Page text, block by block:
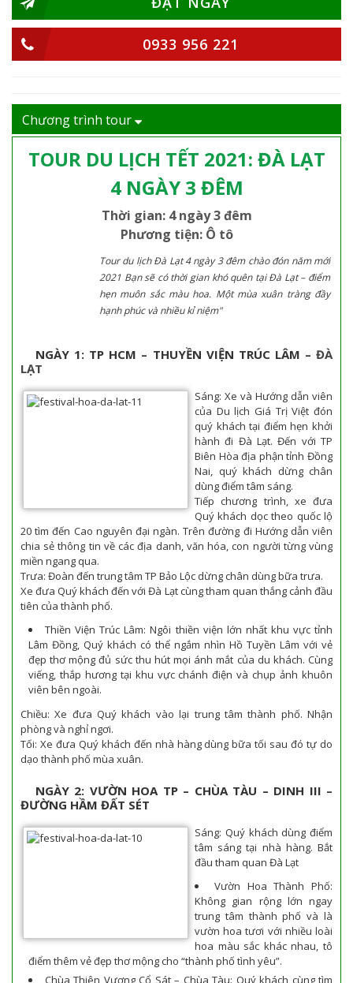
0933 956 221
Chương trình tour
TOUR DU LỊCH TẾT 2021: ĐÀ LẠT
4 NGÀY 3 ĐÊM
Thời gian: 4 ngày 3 đêm
Phương tiện: Ô tô
Tour du lịch Đà Lạt 4 ngày 3 đêm chào đón năm mới
2021 Bạn sẽ có thời gian khó quên tại Đà Lạt – điểm
hẹn muôn sắc màu hoa. Một mùa xuân tràng đầy
hạnh phúc và nhiều kỉ niệm"
NGÀY 1: TP HCM – THUYỀN VIỆN TRÚC LÂM – ĐÀ
LẠT
Sáng: Xe và Hướng dẫn viên
của Du lịch Giá Trị Việt đón
quý khách tại điểm hẹn khởi
hành đi Đà Lạt. Đến với TP
Biên Hòa địa phận tỉnh Đồng
Nai, quý khách dừng chân
dùng điểm tâm sáng.
Tiếp chương trình, xe đưa
Quý khách dọc theo quốc lộ
20 tìm đến Cao nguyên đại ngàn. Trên đường đi Hướng dẫn viên
chia sẻ thông tin về các địa danh, văn hóa, con người từng vùng
miền ngang qua.
Trưa: Đoàn đến trung tâm TP Bảo Lộc dừng chân dùng bữa trưa.
Xe đưa Quý khách đến với Đà Lạt cùng tham quan thắng cảnh đầu
tiên của thành phố.
Thiền Viện Trúc Lâm: Ngôi thiền viện lớn nhất khu vực tỉnh
Lâm Đồng, Quý khách có thể ngắm nhìn Hồ Tuyền Lâm với vẻ
đẹp thơ mộng đủ sức thu hút mọi ánh mắt của du khách. Cùng
viếng, thắp hương tại khu vực chánh điện và chụp ảnh khuôn
viên bên ngoài.
Chiều: Xe đưa Quý khách vào lại trung tâm thành phố. Nhận
phòng và nghỉ ngơi.
Tối: Xe đưa Quý khách đến nhà hàng dùng bữa tối sau đó tự do
dạo thành phố mùa xuân.
NGÀY 2: VƯỜN HOA TP – CHÙA TÀU – DINH III –
ĐƯỜNG HẦM ĐẤT SÉT
Sáng: Quý khách dùng điểm
tâm sáng tại nhà hàng. Bắt
đầu tham quan Đà Lạt
Vườn Hoa Thành Phố:
Không gian rộng lớn ngay
trung tâm thành phố và là
vườn hoa tươi với nhiều loài
hoa màu sắc khác nhau, tô
điểm thêm vẻ đẹp thơ mộng cho “thành phố tình yêu”.
Chùa Thiên Vương Cổ Sát – Chùa Tàu: Quý khách cùng tìm